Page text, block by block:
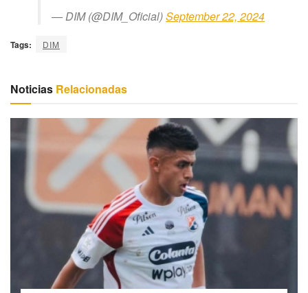
— DIM (@DIM_Oficial)September 22, 2024
Tags: DIM
Noticias Relacionadas